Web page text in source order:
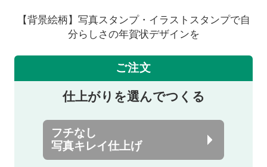
【背景絵柄】写真スタンプ・イラストスタンプで自
分らしさの年賀状デザインを
ご注文
仕上がりを選んでつくる
フチなし
写真キレイ仕上げ